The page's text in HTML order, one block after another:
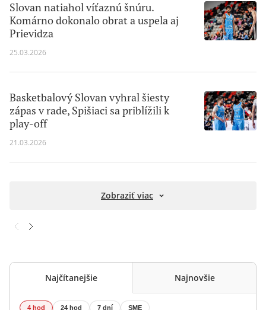
Slovan natiahol víťaznú šnúru.
Komárno dokonalo obrat a uspela aj
Prievidza
25.03.2026
Basketbalový Slovan vyhral šiesty
zápas v rade, Spišiaci sa priblížili k
play-off
21.03.2026
Zobraziť viac
Najčítanejšie Najnovšie
4 hod 24 hod 7 dní SME